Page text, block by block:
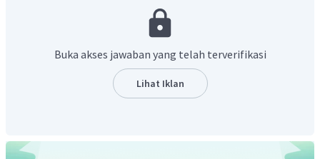
Dengan demikian, dapat disimpulkan bahwa novel
dewasa diperuntukkan untuk orang dewasa karena
diperuntukkan oleh orang dewasa, yang biasanya
berkaitan dengan aktivitas seksual dan sejenisnya.
Buka akses jawaban yang telah terverifikasi
Lihat Iklan